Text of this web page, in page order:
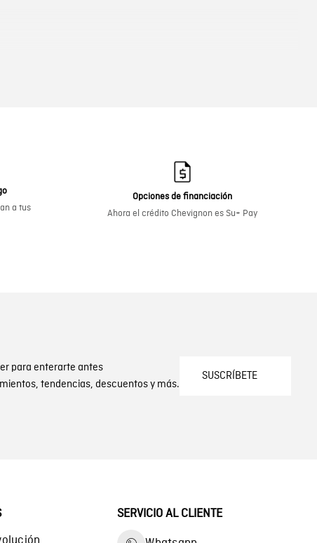
a tus
Opciones de financiación
Ahora el crédito Chevignon es Su+ Pay
para enterarte antes
tendencias, descuentos y más.
SUSCRÍBETE
SERVICIO AL CLIENTE